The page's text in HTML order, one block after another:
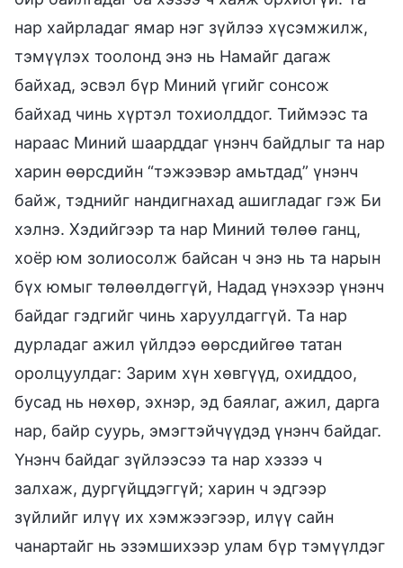
нар хайрладаг ямар нэг зүйлээ хүсэмжилж,
тэмүүлэх тоолонд энэ нь Намайг дагаж
байхад, эсвэл бүр Миний үгийг сонсож
байхад чинь хүртэл тохиолддог. Тиймээс та
нараас Миний шаарддаг үнэнч байдлыг та нар
харин өөрсдийн “тэжээвэр амьтдад” үнэнч
байж, тэднийг нандигнахад ашигладаг гэж Би
хэлнэ. Хэдийгээр та нар Миний төлөө ганц,
хоёр юм золиосолж байсан ч энэ нь та нарын
бүх юмыг төлөөлдөггүй, Надад үнэхээр үнэнч
байдаг гэдгийг чинь харуулдаггүй. Та нар
дурладаг ажил үйлдээ өөрсдийгөө татан
оролцуулдаг: Зарим хүн хөвгүүд, охиддоо,
бусад нь нөхөр, эхнэр, эд баялаг, ажил, дарга
нар, байр суурь, эмэгтэйчүүдэд үнэнч байдаг.
Үнэнч байдаг зүйлээсээ та нар хэзээ ч
залхаж, дургүйцдэггүй; харин ч эдгээр
зүйлийг илүү их хэмжээгээр, илүү сайн
чанартайг нь эзэмшихээр улам бүр тэмүүлдэг